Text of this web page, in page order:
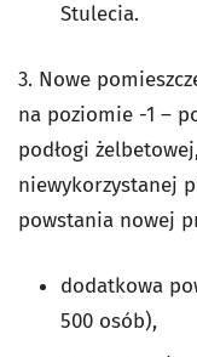
Stulecia.
3. Nowe
na poziomie -1 –
podłogi
niewykorzystanej
powstania nowej
dodatkowa
500 osób),